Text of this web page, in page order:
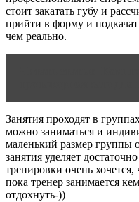
стоит закатать губу и
прийти в форму и
чем реально.
Занятия проходят в
можно заниматься и
маленький размер группы
занятия уделяет
тренировки очень
пока тренер занимается
отдохнуть-))